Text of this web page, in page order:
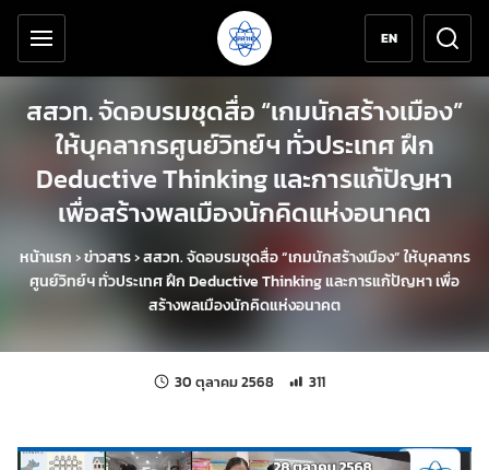
ข้ามไปยังเนื้อหาหลัก
เครื่องมือช่วยเหลือ
EN
สสวท. จัดอบรมชุดสื่อ “เกมนักสร้างเมือง”
ให้บุคลากรศูนย์วิทย์ฯ ทั่วประเทศ ฝึก
Deductive Thinking และการแก้ปัญหา
เพื่อสร้างพลเมืองนักคิดแห่งอนาคต
หน้าแรก›ข่าวสาร›สสวท. จัดอบรมชุดสื่อ “เกมนักสร้างเมือง” ให้บุคลากร
ศูนย์วิทย์ฯ ทั่วประเทศ ฝึก Deductive Thinking และการแก้ปัญหา เพื่อ
สร้างพลเมืองนักคิดแห่งอนาคต
30 ตุลาคม 2568 แก้ไขล่าสุดเมื่อ:
จำนวนการเข้าชม 311 ครั้ง
311